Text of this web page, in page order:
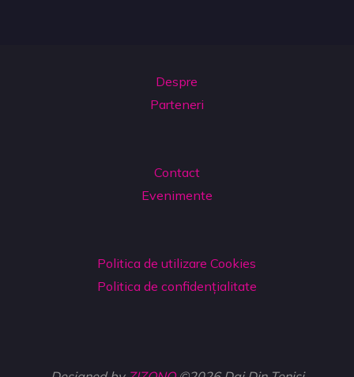
Despre
Parteneri
Contact
Evenimente
Politica de utilizare Cookies
Politica de confidențialitate